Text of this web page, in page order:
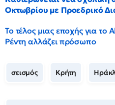
Οκτωβρίου με Προεδρικό
Το τέλος μιας εποχής για το
Ρέντη αλλάζει πρόσωπο
σεισμός Κρήτη